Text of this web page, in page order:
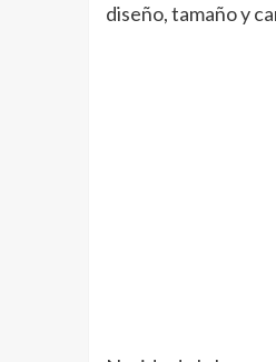
diseño, tamaño y